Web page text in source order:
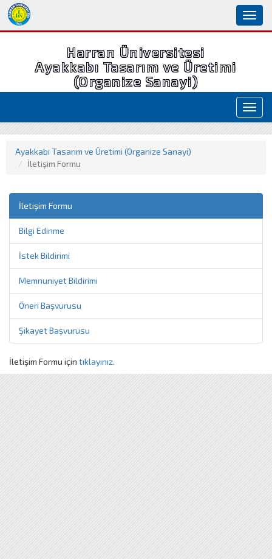
Harran Üniversitesi
Ayakkabı Tasarım ve Üretimi
(Organize Sanayi)
Ayakkabı Tasarım ve Üretimi (Organize Sanayi)
İletişim Formu
İletişim Formu
Bilgi Edinme
İstek Bildirimi
Memnuniyet Bildirimi
Öneri Başvurusu
Şikayet Başvurusu
İletişim Formu için tıklayınız.